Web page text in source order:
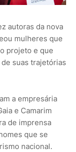
autoras da nova
mulheres que
projeto e que
suas trajetórias
a empresária
e Camarim
de imprensa
que se
nacional.